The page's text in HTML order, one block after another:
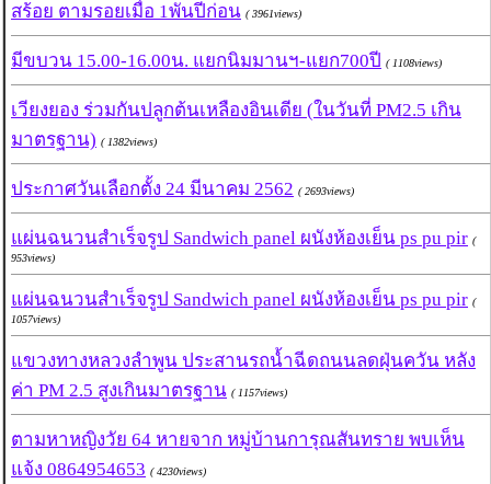
สร้อย ตามรอยเมื่อ 1พันปีก่อน ( 3961views)
มีขบวน 15.00-16.00น. แยกนิมมานฯ-แยก700ปี ( 1108views)
เวียงยอง ร่วมกันปลูกต้นเหลืองอินเดีย (ในวันที่ PM2.5 เกิน
มาตรฐาน) ( 1382views)
ประกาศวันเลือกตั้ง 24 มีนาคม 2562 ( 2693views)
แผ่นฉนวนสำเร็จรูป Sandwich panel ผนังห้องเย็น ps pu pir (
953views)
แผ่นฉนวนสำเร็จรูป Sandwich panel ผนังห้องเย็น ps pu pir (
1057views)
แขวงทางหลวงลำพูน ประสานรถน้ำฉีดถนนลดฝุ่นควัน หลัง
ค่า PM 2.5 สูงเกินมาตรฐาน ( 1157views)
ตามหาหญิงวัย 64 หายจาก หมู่บ้านการุณสันทราย พบเห็น
แจ้ง 0864954653 ( 4230views)